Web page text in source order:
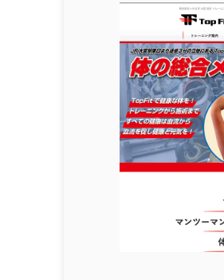
不動産関連
アイラッシュ
ヘアサロン
自動車関連
サイトカラー